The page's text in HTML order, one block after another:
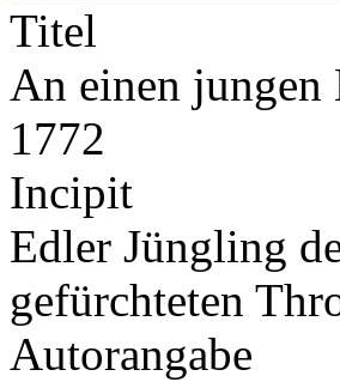
Titel
An einen
1772
Incipit
Edler Jüngling
gefürchteten
Autorangabe